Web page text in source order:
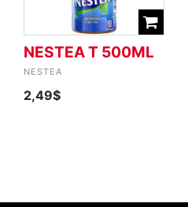
NESTEA T 500ML
NESTEA
2,49$